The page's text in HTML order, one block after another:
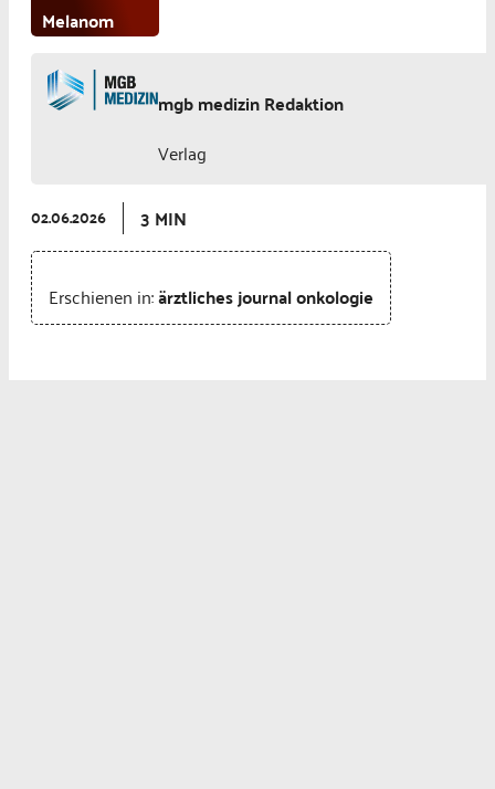
Melanom
mgb medizin Redaktion
Verlag
02.06.2026 3 MIN
Erschienen in:ärztliches journal onkologie